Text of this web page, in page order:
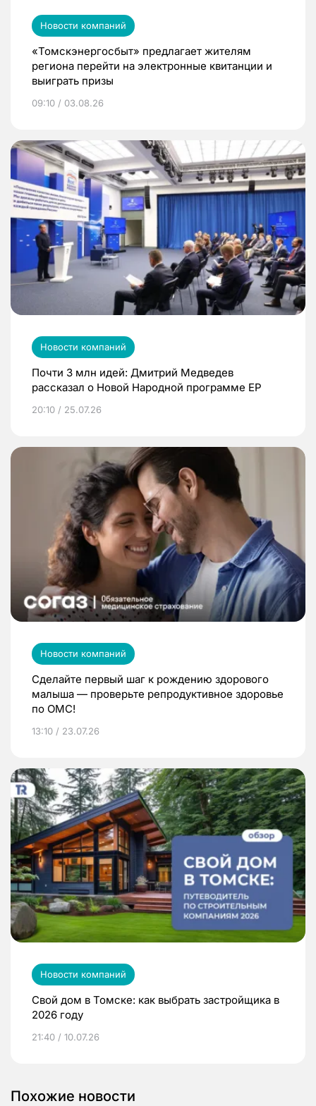
Новости компаний
«Томскэнергосбыт» предлагает жителям
региона перейти на электронные квитанции и
выиграть призы
09:10 / 03.08.26
Новости компаний
Почти 3 млн идей: Дмитрий Медведев
рассказал о Новой Народной программе ЕР
20:10 / 25.07.26
Новости компаний
Сделайте первый шаг к рождению здорового
малыша — проверьте репродуктивное здоровье
по ОМС!
13:10 / 23.07.26
Новости компаний
Свой дом в Томске: как выбрать застройщика в
2026 году
21:40 / 10.07.26
Похожие новости